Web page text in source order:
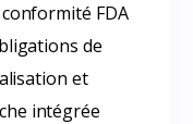
FDA
de
et
intégrée